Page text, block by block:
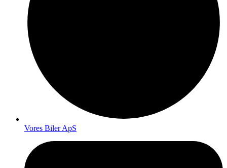
Vores Biler ApS